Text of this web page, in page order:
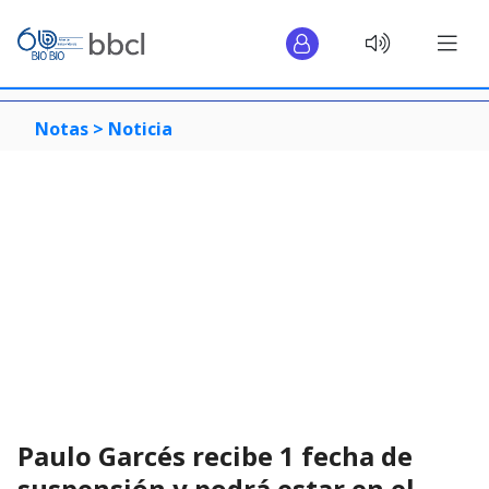
Notas > Noticia
Paulo Garcés recibe 1 fecha de